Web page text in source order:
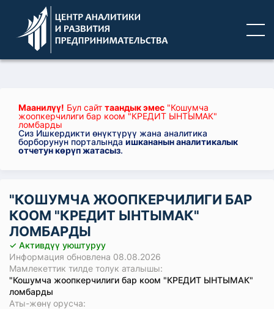
Маанилүү! Бул сайт таандык эмес "Кошумча
жоопкерчилиги бар коом "КРЕДИТ ЫНТЫМАК"
ломбарды
Сиз Ишкердикти өнүктүрүү жана аналитика
борборунун порталындаишкананын аналитикалык
отчетун көрүп жатасыз.
"КОШУМЧА ЖООПКЕРЧИЛИГИ БАР
КООМ "КРЕДИТ ЫНТЫМАК"
ЛОМБАРДЫ
✓ Активдүү уюштуруу
Информация обновлена 08.08.2026
Мамлекеттик тилде толук аталышы:
"Кошумча жоопкерчилиги бар коом "КРЕДИТ ЫНТЫМАК"
ломбарды
Аты-жөнү орусча: